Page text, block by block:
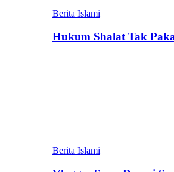
Berita Islami
Hukum Shalat Tak
Berita Islami